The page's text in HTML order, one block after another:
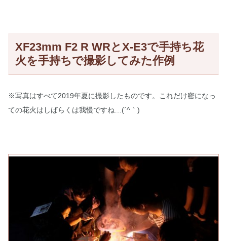
XF23mm F2 R WRとX-E3で手持ち花
火を手持ちで撮影してみた作例
※写真はすべて2019年夏に撮影したものです。これだけ密になっ
ての花火はしばらくは我慢ですね…(´^｀)